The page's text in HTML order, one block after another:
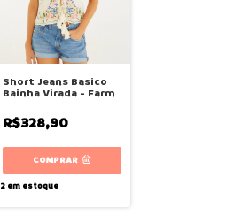
Short Jeans Basico
Bainha Virada - Farm
R$328,90
COMPRAR
2em estoque